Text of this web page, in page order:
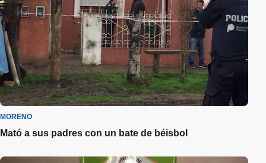
MORENO
Mató a sus padres con un bate de béisbol